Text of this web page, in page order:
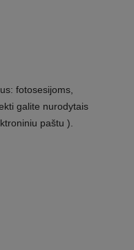
fotosesijoms,
galite nurodytais
paštu ).